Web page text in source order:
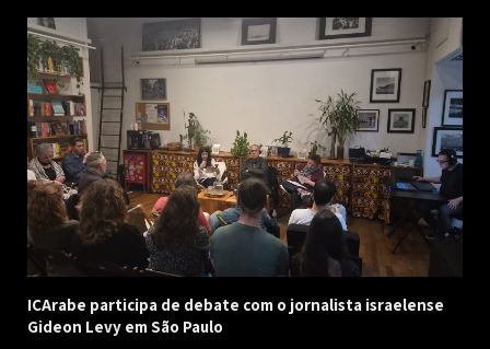
ICArabe participa de debate com o jornalista israelense
Gideon Levy em São Paulo